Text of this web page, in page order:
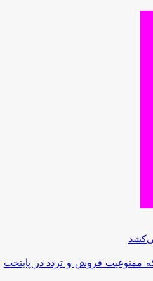
ممنوعیت فروش و تردد در پایتخت